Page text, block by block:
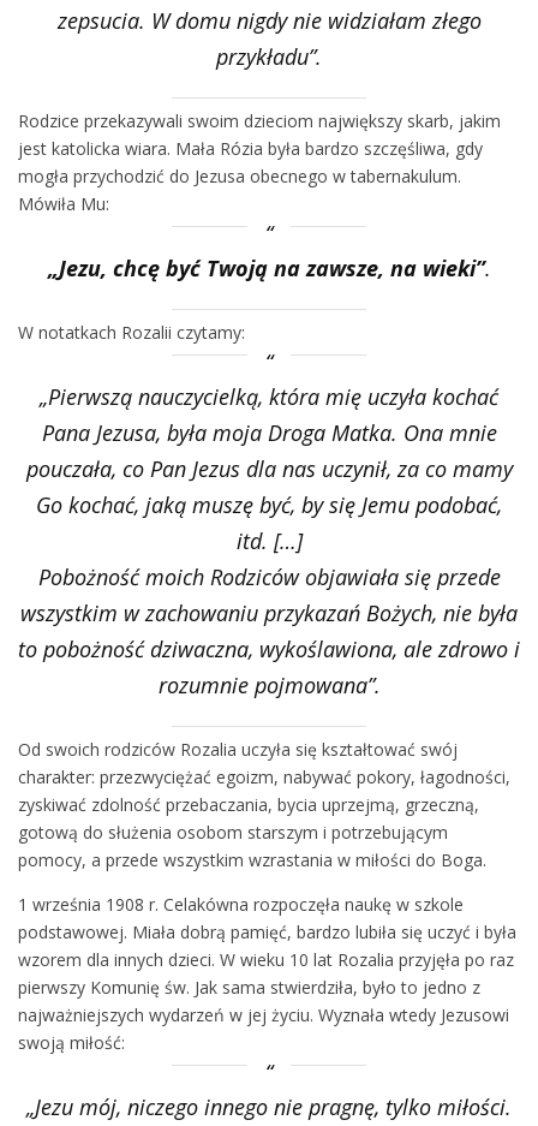
zepsucia. W domu nigdy nie widziałam złego
przykładu”.
Rodzice przekazywali swoim dzieciom największy skarb, jakim
jest katolicka wiara. Mała Rózia była bardzo szczęśliwa, gdy
mogła przychodzić do Jezusa obecnego w tabernakulum.
Mówiła Mu:
„Jezu, chcę być Twoją na zawsze, na wieki”.
W notatkach Rozalii czytamy:
„Pierwszą nauczycielką, która mię uczyła kochać
Pana Jezusa, była moja Droga Matka. Ona mnie
pouczała, co Pan Jezus dla nas uczynił, za co mamy
Go kochać, jaką muszę być, by się Jemu podobać,
itd. […]
Pobożność moich Rodziców objawiała się przede
wszystkim w zachowaniu przykazań Bożych, nie była
to pobożność dziwaczna, wykoślawiona, ale zdrowo i
rozumnie pojmowana”.
Od swoich rodziców Rozalia uczyła się kształtować swój
charakter: przezwyciężać egoizm, nabywać pokory, łagodności,
zyskiwać zdolność przebaczania, bycia uprzejmą, grzeczną,
gotową do służenia osobom starszym i potrzebującym
pomocy, a przede wszystkim wzrastania w miłości do Boga.
1 września 1908 r. Celakówna rozpoczęła naukę w szkole
podstawowej. Miała dobrą pamięć, bardzo lubiła się uczyć i była
wzorem dla innych dzieci. W wieku 10 lat Rozalia przyjęła po raz
pierwszy Komunię św. Jak sama stwierdziła, było to jedno z
najważniejszych wydarzeń w jej życiu. Wyznała wtedy Jezusowi
swoją miłość:
„Jezu mój, niczego innego nie pragnę, tylko miłości.